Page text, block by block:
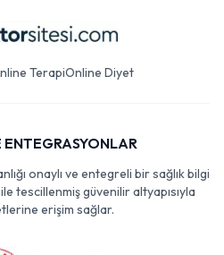
TerapiOnline Diyet
ENTEGRASYONLAR
onaylı ve entegreli bir sağlık bilgi
tescillenmiş güvenilir altyapısıyla
erişim sağlar.